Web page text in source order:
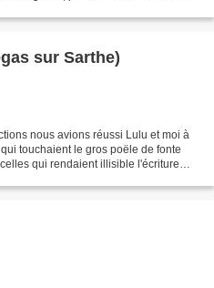
sur Sarthe)
nous avions réussi Lulu et moi à
touchaient le gros poële de fonte
qui rendaient illisible l'écriture